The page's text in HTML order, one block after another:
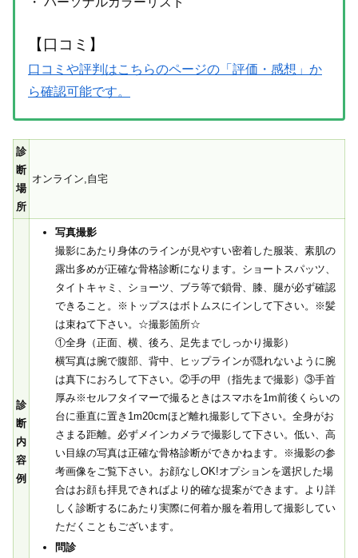
【口コミ】
口コミや評判はこちらのページの「評価・感想」か
ら確認可能です。
診
断
場
所
オンライン,自宅
診
断
内
容
例
写真撮影
撮影にあたり身体のラインが見やすい密着した服装、素肌の
露出多めが正確な骨格診断になります。ショートスパッツ、
タイトキャミ、ショーツ、ブラ等で鎖骨、膝、腿が必ず確認
できること。※トップスはボトムスにインして下さい。※髪
は束ねて下さい。☆撮影箇所☆
①全身（正面、横、後ろ、足先までしっかり撮影）
横写真は腕で腹部、背中、ヒップラインが隠れないように腕
は真下におろして下さい。②手の甲（指先まで撮影）③手首
厚み※セルフタイマーで撮るときはスマホを1m前後くらいの
台に垂直に置き1m20cmほど離れ撮影して下さい。全身がお
さまる距離。必ずメインカメラで撮影して下さい。低い、高
い目線の写真は正確な骨格診断ができかねます。※撮影の参
考画像をご覧下さい。お顔なしOK!オプションを選択した場
合はお顔も拝見できればより的確な提案ができます。より詳
しく診断するにあたり実際に何着か服を着用して撮影してい
ただくこともございます。
問診